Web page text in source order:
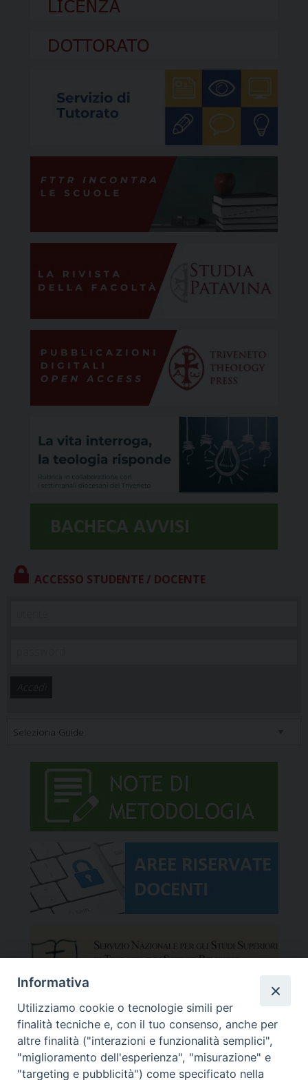
ACCESSO STUDENTE / DOCENTE
Informativa
Utilizziamo cookie o tecnologie simili per
finalità tecniche e, con il tuo consenso, anche per
altre finalità ("interazioni e funzionalità semplici",
"miglioramento dell'esperienza", "misurazione" e
"targeting e pubblicità") come specificato nella